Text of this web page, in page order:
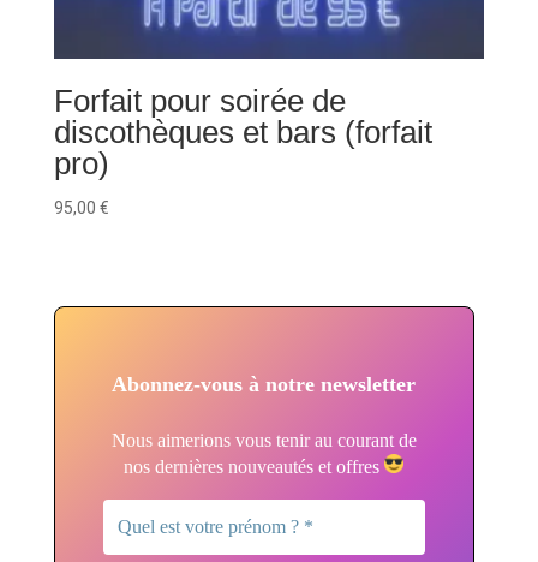
Forfait pour soirée de
discothèques et bars (forfait
pro)
95,00 €
Abonnez-vous à notre newsletter
Nous aimerions vous tenir au courant de
nos dernières nouveautés et offres